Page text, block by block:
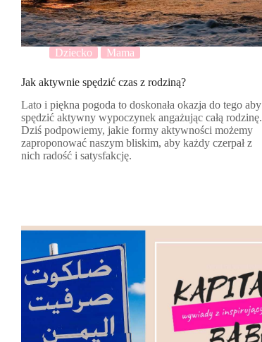
Dziecko Mama
Jak aktywnie spędzić czas z rodziną?
Lato i piękna pogoda to doskonała okazja do tego aby
spędzić aktywny wypoczynek angażując całą rodzinę.
Dziś podpowiemy, jakie formy aktywności możemy
zaproponować naszym bliskim, aby każdy czerpał z
nich radość i satysfakcję.